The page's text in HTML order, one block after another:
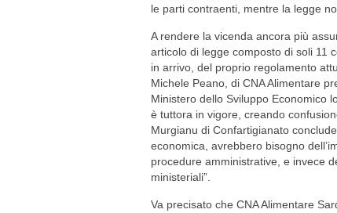
le parti contraenti, mentre la legge
A rendere la vicenda ancora più
articolo di legge composto di soli 11
in arrivo, del proprio regolamento
Michele Peano, di CNA Alimentare
Ministero dello Sviluppo Economico
è tuttora in vigore, creando
Murgianu di Confartigianato
economica, avrebbero bisogno
procedure amministrative, e invece
ministeriali”.
Va precisato che CNA Alimentare